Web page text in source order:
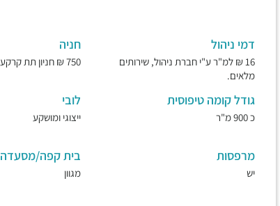
דמי ניהול
16 ₪ למ"ר ע"י חברת ניהול, שירותים
מלאים.
חניה
750 ₪ חניון תת קרקעי ומאובטח.
גודל קומה טיפוסית
כ 900 מ"ר
לובי
ייצוגי ומושקע
מרפסות
יש
בית קפה/מסעדה
מגוון